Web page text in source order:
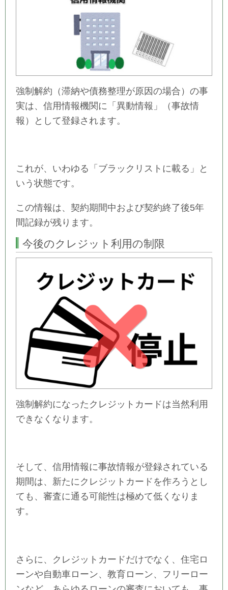
強制解約（滞納や債務整理が原因の場合）の事
実は、信用情報機関に「異動情報」（事故情
報）として登録されます。
これが、いわゆる「ブラックリストに載る」と
いう状態です。
この情報は、契約期間中および契約終了後5年
間記録が残ります。
今後のクレジット利用の制限
強制解約になったクレジットカードは当然利用
できなくなります。
そして、信用情報に事故情報が登録されている
期間は、新たにクレジットカードを作ろうとし
ても、審査に通る可能性は極めて低くなりま
す。
さらに、クレジットカードだけでなく、住宅ロ
ーンや自動車ローン、教育ローン、フリーロー